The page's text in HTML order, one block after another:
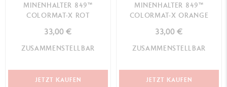
MINENHALTER 849™
COLORMAT-X ROT
33,00 €
ZUSAMMENSTELLBAR
JETZT KAUFEN
MINENHALTER 849™
COLORMAT-X ORANGE
33,00 €
ZUSAMMENSTELLBAR
JETZT KAUFEN